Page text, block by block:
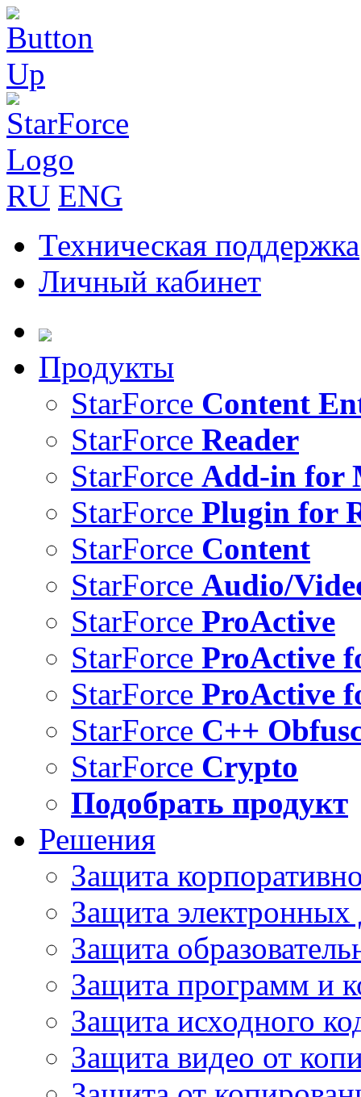
RU ENG
Техническая поддержка
Личный кабинет
Продукты
StarForce Content
StarForce Reader
StarForce Add-in for
StarForce Plugin for
StarForce Content
StarForce Audio/
StarForce ProActive
StarForce ProActive
StarForce ProActive
StarForce C++
StarForce Crypto
Подобрать продукт
Решения
Защита
Защита электронных
Защита
Защита программ и
Защита исходного
Защита видео от